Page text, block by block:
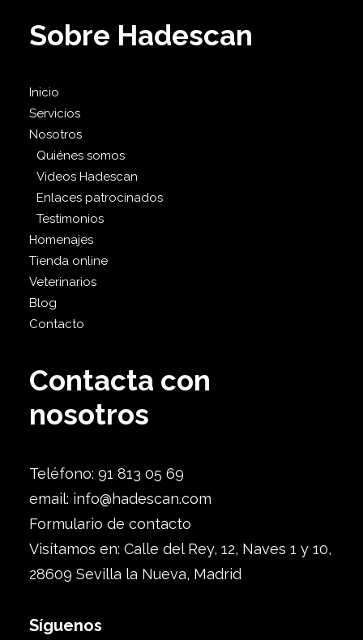
Sobre Hadescan
Inicio
Servicios
Nosotros
Quiénes somos
Videos Hadescan
Enlaces patrocinados
Testimonios
Homenajes
Tienda online
Veterinarios
Blog
Contacto
Contacta con
nosotros
Teléfono: 91 813 05 69
email: info@hadescan.com
Formulario de contacto
Visítamos en: Calle del Rey, 12, Naves 1 y 10,
28609 Sevilla la Nueva, Madrid
Síguenos